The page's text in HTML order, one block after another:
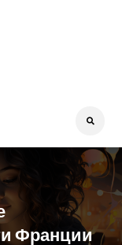
Search
Франции